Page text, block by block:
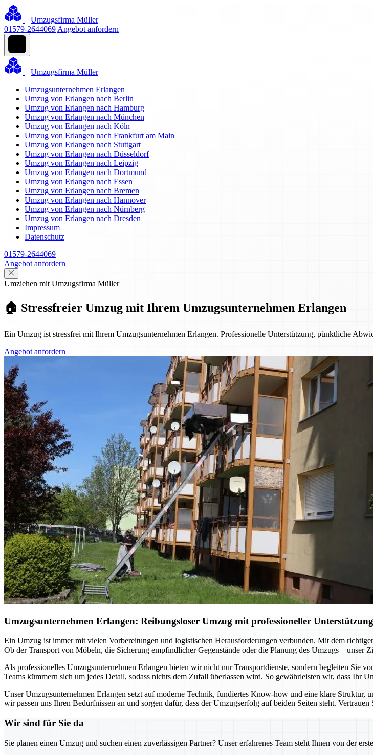
Umzugsfirma Müller
01579-2644069 Angebot anfordern
Umzugsfirma Müller
Umzugsunternehmen Erlangen
Umzug von Erlangen nach Berlin
Umzug von Erlangen nach Hamburg
Umzug von Erlangen nach München
Umzug von Erlangen nach Köln
Umzug von Erlangen nach Frankfurt am Main
Umzug von Erlangen nach Stuttgart
Umzug von Erlangen nach Düsseldorf
Umzug von Erlangen nach Leipzig
Umzug von Erlangen nach Dortmund
Umzug von Erlangen nach Essen
Umzug von Erlangen nach Bremen
Umzug von Erlangen nach Hannover
Umzug von Erlangen nach Nürnberg
Umzug von Erlangen nach Dresden
Impressum
Datenschutz
01579-2644069
Angebot anfordern
Umziehen mit Umzugsfirma Müller
🏠 Stressfreier Umzug mit Ihrem Umzugsunternehmen Erlangen
Ein Umzug ist stressfrei mit Ihrem Umzugsunternehmen Erlangen. Professionelle Unterstützung, pünktliche
Angebot anfordern
Umzugsunternehmen Erlangen: Reibungsloser Umzug mit professioneller Unterstützung
Ein Umzug ist immer mit vielen Vorbereitungen und logistischen Herausforderungen verbunden. Mit dem
Ob der Transport von Möbeln, die Sicherung empfindlicher Gegenstände oder die Planung des Umzugs – unser
Als professionelles Umzugsunternehmen Erlangen bieten wir nicht nur Transportdienste, sondern begleiten Sie
Teams kümmern sich um jedes Detail, sodass nichts dem Zufall überlassen wird. So gewährleisten wir, dass Ihr
Unser Umzugsunternehmen Erlangen setzt auf moderne Technik, fundiertes Know-how und eine klare
wir passen uns Ihren Bedürfnissen an und sorgen dafür, dass der Umzugserfolg auf beiden Seiten steht.
Wir sind für Sie da
Sie planen einen Umzug und suchen einen zuverlässigen Partner? Unser erfahrenes Team steht Ihnen von der